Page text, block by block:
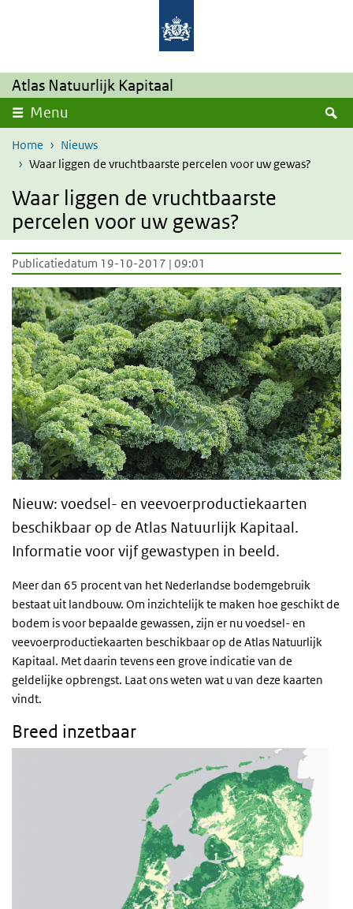
Overslaan en naar de inhoud gaan
Atlas Natuurlijk Kapitaal
Menu
Home
Nieuws
Waar liggen de vruchtbaarste percelen voor uw gewas?
Waar liggen de vruchtbaarste
percelen voor uw gewas?
Publicatiedatum 19-10-2017 | 09:01
Nieuw: voedsel- en veevoerproductiekaarten
beschikbaar op de Atlas Natuurlijk Kapitaal.
Informatie voor vijf gewastypen in beeld.
Meer dan 65 procent van het Nederlandse bodemgebruik
bestaat uit landbouw. Om inzichtelijk te maken hoe geschikt de
bodem is voor bepaalde gewassen, zijn er nu voedsel- en
veevoerproductiekaarten beschikbaar op de Atlas Natuurlijk
Kapitaal. Met daarin tevens een grove indicatie van de
geldelijke opbrengst. Laat ons weten wat u van deze kaarten
vindt.
Breed inzetbaar